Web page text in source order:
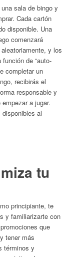
sala de bingo y
Cada cartón
disponible. Una
comenzará
y los
de “auto-
completar un
recibirás el
responsable y
a jugar.
disponibles al
tu
principiante, te
y familiarizarte con
que
tener más
términos y